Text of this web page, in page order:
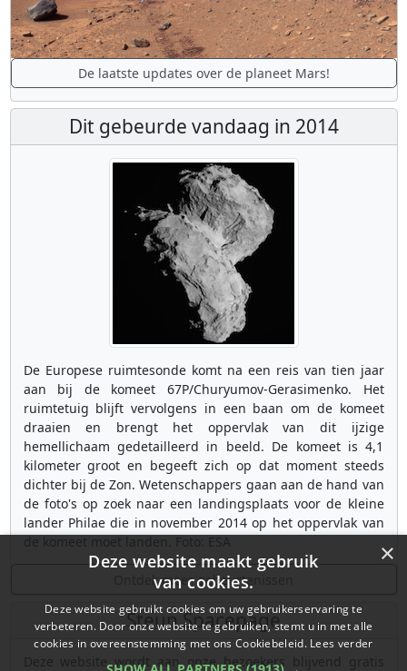
De laatste updates over de planeet Mars!
Dit gebeurde vandaag in 2014
De Europese ruimtesonde komt na een reis van tien jaar
aan bij de komeet 67P/Churyumov-Gerasimenko. Het
ruimtetuig blijft vervolgens in een baan om de komeet
draaien en brengt het oppervlak van dit ijzige
hemellichaam gedetailleerd in beeld. De komeet is 4,1
kilometer groot en begeeft zich op dat moment steeds
dichter bij de Zon. Wetenschappers gaan aan de hand van
de foto's op zoek naar een landingsplaats voor de kleine
lander Philae die in november 2014 op het oppervlak van
Ontdek meer gebeurtenissen
Steun Spacepage
Deze website wordt aan onze bezoekers blijvend gratis
×
Deze website maakt gebruik
van cookies.
Deze website gebruikt cookies om uw gebruikerservaring te
verbeteren. Door onze website te gebruiken, stemt u in met alle
cookies in overeenstemming met ons Cookiebeleid. Lees verder